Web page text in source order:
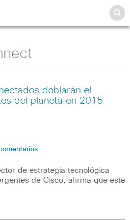
doblarán el
del planeta en 2015
de estrategia tecnológica
de Cisco, afirma que este